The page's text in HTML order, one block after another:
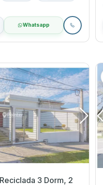
Whatsapp
3 Dorm, 2